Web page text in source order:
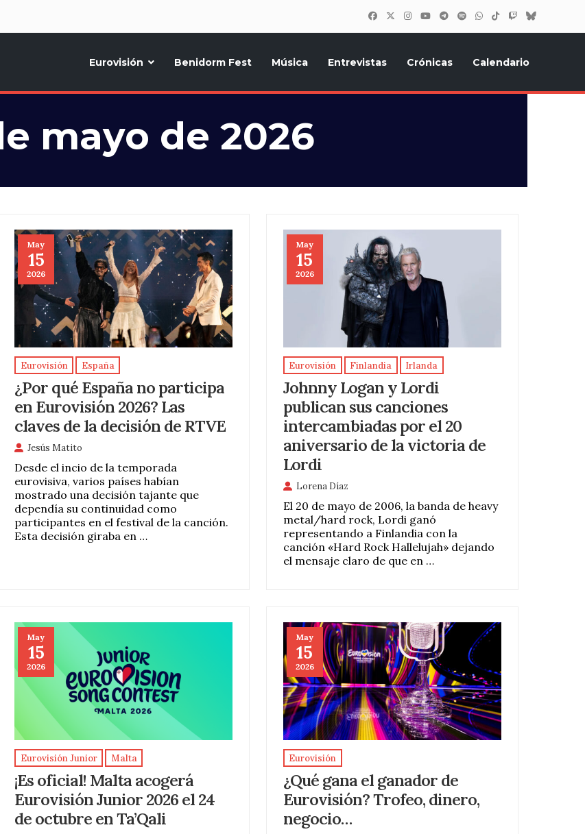
Eurovisión Benidorm Fest Música Entrevistas Crónicas Calendario
mayo de 2026
May
15
2026
Eurovisión España
¿Por qué España no participa
en Eurovisión 2026? Las
claves de la decisión de RTVE
Jesús Matito
Desde el incio de la temporada
eurovisiva, varios países habían
mostrado una decisión tajante que
dependía su continuidad como
participantes en el festival de la canción.
Esta decisión giraba en …
May
15
2026
Eurovisión Finlandia Irlanda
Johnny Logan y Lordi
publican sus canciones
intercambiadas por el 20
aniversario de la victoria de
Lordi
Lorena Díaz
El 20 de mayo de 2006, la banda de heavy
metal/hard rock, Lordi ganó
representando a Finlandia con la
canción «Hard Rock Hallelujah» dejando
el mensaje claro de que en …
May
15
2026
Eurovisión Junior Malta
¡Es oficial! Malta acogerá
Eurovisión Junior 2026 el 24
de octubre en Ta’Qali
May
15
2026
Eurovisión
¿Qué gana el ganador de
Eurovisión? Trofeo, dinero,
negocio…